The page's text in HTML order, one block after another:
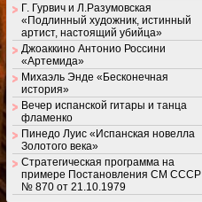
Г. Гурвич и Л.Разумовская
«Подлинный художник, истинный
артист, настоящий убийца»
Джоаккино Антонио Россини
«Артемида»
Михаэль Энде «Бесконечная
история»
Вечер испанской гитары и танца
фламенко
Пинедо Луис «Испанская новелла
Золотого века»
Стратегическая программа на
примере Постановления СМ СССР
№ 870 от 21.10.1979